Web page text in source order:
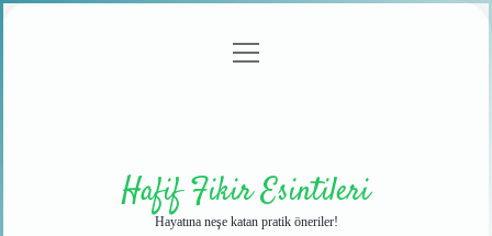
menüyü
Hafif Fikir Esintileri
Hayatına neşe katan pratik öneriler!